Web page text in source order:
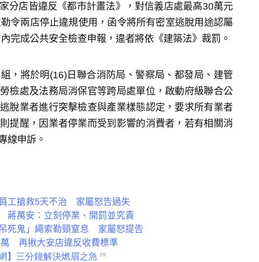
分店皆違反《都市計畫法》，對信義店處最高30萬元
令兩店停止違規使用，函令將所有密室逃脫用途認屬
完成公共安全檢查申報，違者將依《建築法》裁罰。
，將於明(16)日聯合消防局、警察局、都發局、建管
檢處及法務局消保官等跨局處單位，啟動府級聯合公
脫業者進行突擊檢查與產業樣態認定，要求所有業者
提醒，因業者停業而受到影響的消費者，若有相關消
線申訴。
工搶救5天不治 家屬怒告過失
萬安：立刻停業、開罰並究責
死鬼」繩索勒頸窒息 家屬怒提告
再揪大安店違反收費標準